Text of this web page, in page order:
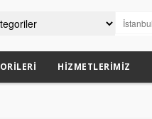
HIZMETLERIMIZ